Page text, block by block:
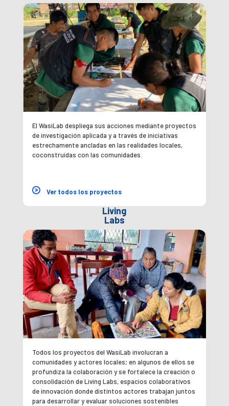
El WasiLab despliega sus acciones mediante proyectos
de investigación aplicada y a través de iniciativas
estrechamente ancladas en las realidades locales,
coconstruidas con las comunidades.
Ver todos los proyectos
Living
Labs
Todos los proyectos del WasiLab involucran a
comunidades y actores locales; en algunos de ellos se
profundiza la colaboración y se fortalece la creación o
consolidación de Living Labs, espacios colaborativos
de innovación donde distintos actores trabajan juntos
para desarrollar y evaluar soluciones sostenibles